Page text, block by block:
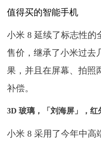
小米 8 延续了标志性的
售价，继承了小米过去
果，并且在屏幕、拍照
补偿。
3D 玻璃，「刘海屏」，红
小米 8 采用了今年中高